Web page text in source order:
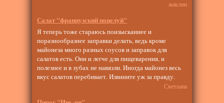
жаклин
Салат "французский поцелуй"
Я теперь тоже стараюсь поизысканнее и
поразнообразнее заправки делать, ведь кроме
майонеза много разных соусов и заправок для
салатов есть. Они и легче для пищеварения, и
полезнее и в зубах не навязли. Иногда майонез весь
вкус салатов перебивает. Извините уж за правду.
Светлана